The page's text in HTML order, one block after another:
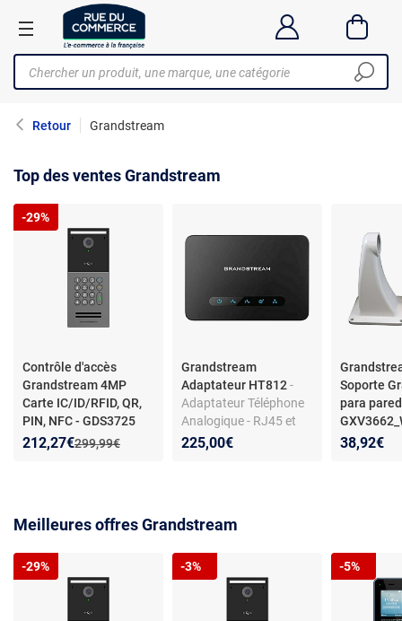
Retour Grandstream
Top des ventes Grandstream
Contrôle d'accès
Grandstream 4MP
Carte IC/ID/RFID, QR,
PIN, NFC - GDS3725
Ancien prix :
299,99€
Nouveau prix :
212,27€
Réduction de :
-29%
Grandstream
Adaptateur HT812-
Adaptateur Téléphone
Analogique - RJ45 et
USB x 3 - Noir
225,00€
Soporte
para pared
38,92€
Meilleures offres Grandstream
-29% -3% -5%